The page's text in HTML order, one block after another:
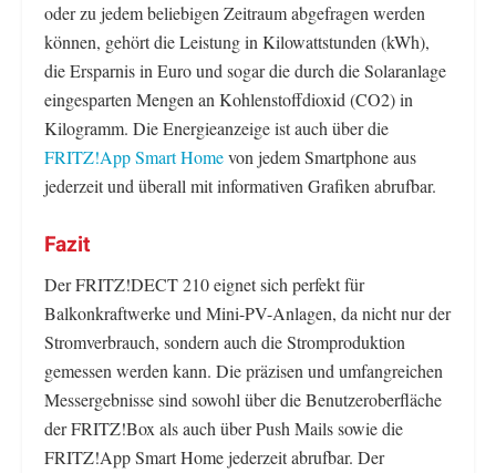
oder zu jedem beliebigen Zeitraum abgefragen werden
können, gehört die Leistung in Kilowattstunden (kWh),
die Ersparnis in Euro und sogar die durch die Solaranlage
eingesparten Mengen an Kohlenstoffdioxid (CO2) in
Kilogramm. Die Energieanzeige ist auch über die
FRITZ!App Smart Homevon jedem Smartphone aus
jederzeit und überall mit informativen Grafiken abrufbar.
Fazit
Der FRITZ!DECT 210 eignet sich perfekt für
Balkonkraftwerke und Mini-PV-Anlagen, da nicht nur der
Stromverbrauch, sondern auch die Stromproduktion
gemessen werden kann. Die präzisen und umfangreichen
Messergebnisse sind sowohl über die Benutzeroberfläche
der FRITZ!Box als auch über Push Mails sowie die
FRITZ!App Smart Home jederzeit abrufbar. Der